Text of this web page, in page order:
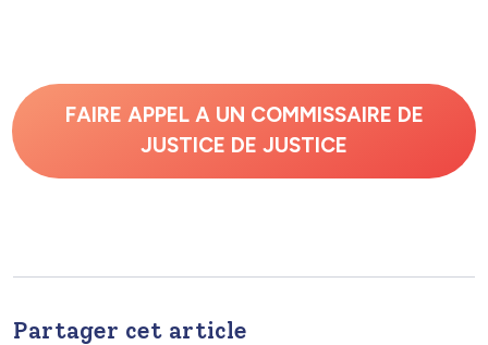
FAIRE APPEL A UN COMMISSAIRE DE
JUSTICE DE JUSTICE
Partager cet article